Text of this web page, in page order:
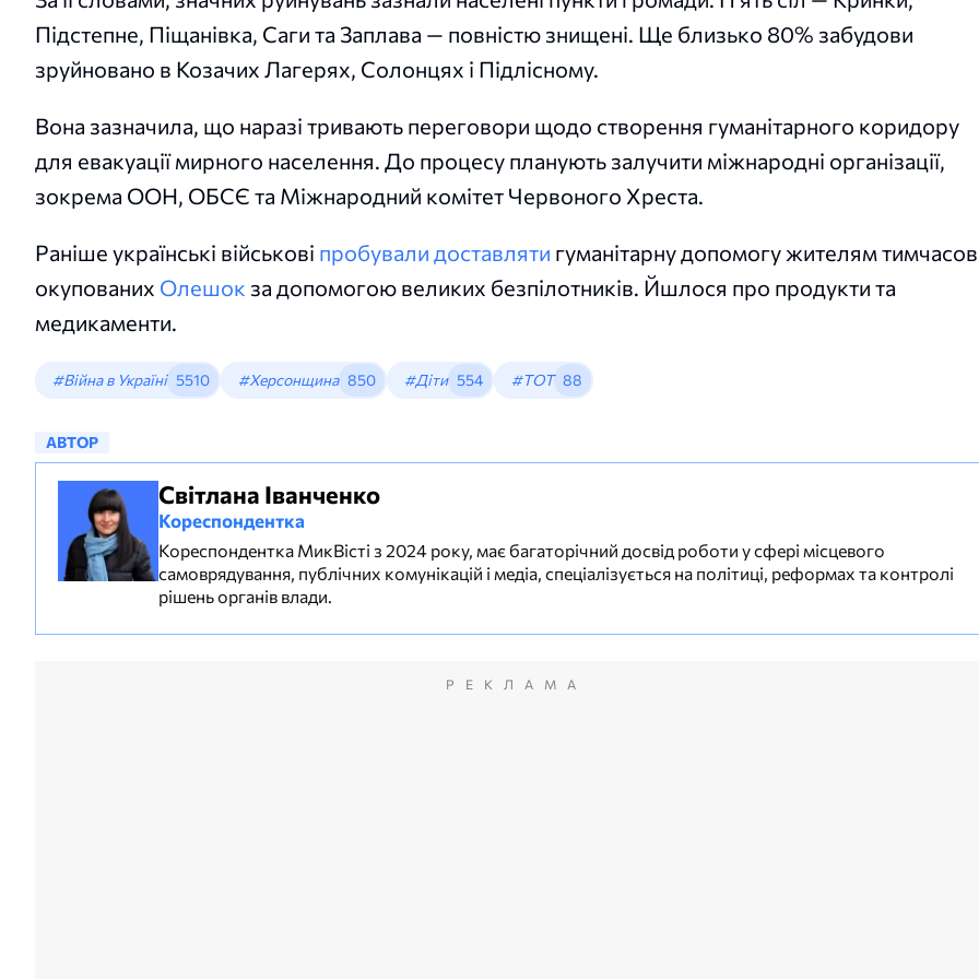
Підстепне, Піщанівка, Саги та Заплава — повністю знищені. Ще близько 80% забудови
зруйновано в Козачих Лагерях, Солонцях і Підлісному.
Вона зазначила, що наразі тривають переговори щодо створення гуманітарного коридору
для евакуації мирного населення. До процесу планують залучити міжнародні організації,
зокрема ООН, ОБСЄ та Міжнародний комітет Червоного Хреста.
Раніше українські військові пробували доставляти гуманітарну допомогу жителям
окупованих Олешок за допомогою великих безпілотників. Йшлося про продукти та
медикаменти.
#Війна в Україні 5510 #Херсонщина 850 #Діти 554 #ТОТ 88
АВТОР
Світлана Іванченко
Кореспондентка
Кореспондентка МикВісті з 2024 року, має багаторічний досвід роботи у сфері місцевого
самоврядування, публічних комунікацій і медіа, спеціалізується на політиці, реформах та контролі
рішень органів влади.
РЕКЛАМА